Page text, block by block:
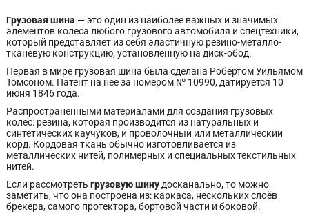
Грузовая шина — это один из наиболее важных и значимых
элементов колеса любого грузового автомобиля и спецтехники,
который представляет из себя эластичную резино-металло-
тканевую конструкцию, установленную на диск-обод.
Первая в мире грузовая шина была сделана Робертом Уильямом
Томсоном. Патент на нее за номером № 10990, датируется 10
июня 1846 года.
Распространенными материалами для создания грузовых
колес: резина, которая производится из натуральных и
синтетических каучуков, и проволочный или металлический
корд. Кордовая ткань обычно изготовливается из
металлических нитей, полимерных и специальных текстильных
нитей.
Если рассмотреть грузовую шину досканально,то можно
заметить, что она построена из: каркаса, нескольких слоёв
брекера, самого протектора, бортовой части и боковой.